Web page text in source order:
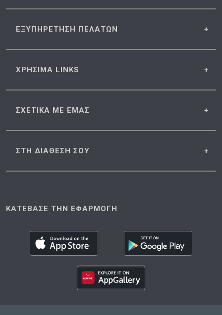
ΕΞΥΠΗΡΕΤΗΣΗ ΠΕΛΑΤΩΝ
ΧΡΗΣΙΜΑ LINKS
ΣΧΕΤΙΚΑ ΜΕ ΕΜΑΣ
ΣΤΗ ΔΙΑΘΕΣΗ ΣΟΥ
ΚΑΤΕΒΑΣΕ ΤΗΝ ΕΦΑΡΜΟΓΗ